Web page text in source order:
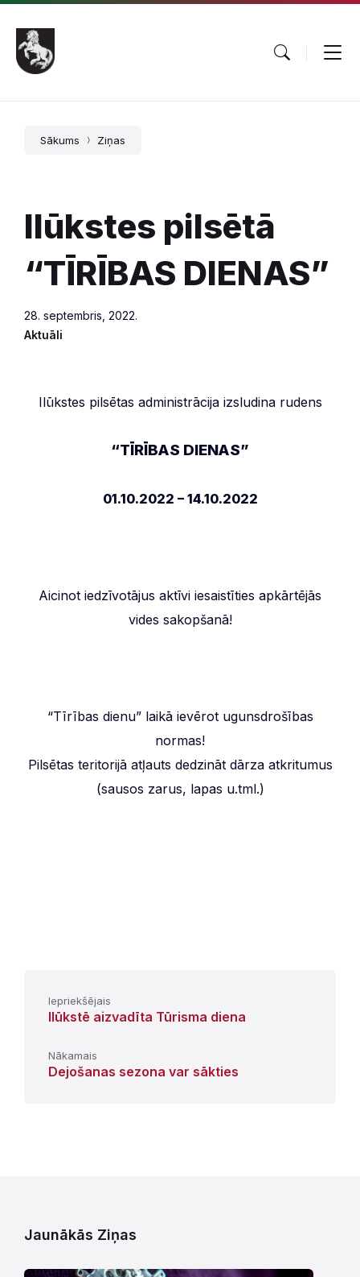
Pāriet
saturu
Skip
main
navigation
Skip
footer
Sākums Ziņas
Ilūkstes pilsētā
“TĪRĪBAS DIENAS”
28. septembris, 2022.
Aktuāli
Ilūkstes pilsētas administrācija izsludina rudens
“TĪRĪBAS DIENAS”
01.10.2022 – 14.10.2022
Aicinot iedzīvotājus aktīvi iesaistīties apkārtējās
vides sakopšanā!
“Tīrības dienu” laikā ievērot ugunsdrošības
normas!
Pilsētas teritorijā atļauts dedzināt dārza atkritumus
(sausos zarus, lapas u.tml.)
Iepriekšējais
Ilūkstē aizvadīta Tūrisma diena
Nākamais
Dejošanas sezona var sākties
Jaunākās Ziņas